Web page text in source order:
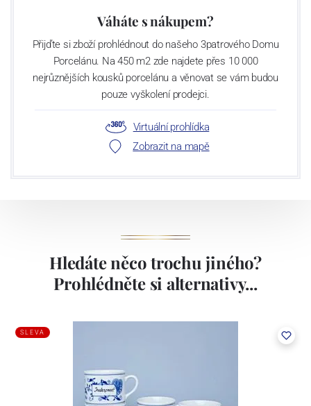
Váháte s nákupem?
Přijďte si zboží prohlédnout do našeho 3patrového Domu
Porcelánu. Na 450 m2 zde najdete přes 10 000
nejrůznějších kousků porcelánu a věnovat se vám budou
pouze vyškolení prodejci.
Virtuální prohlídka
Zobrazit na mapě
Hledáte něco trochu jiného?
Prohlédněte si alternativy...
SLEVA